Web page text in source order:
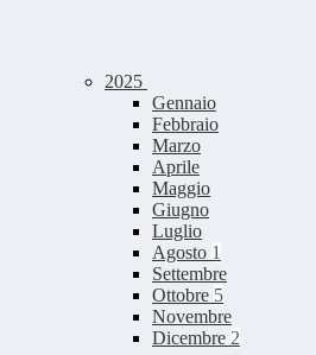
2025
Gennaio
Febbraio
Marzo
Aprile
Maggio
Giugno
Luglio
Agosto 1
Settembre
Ottobre 5
Novembre
Dicembre 2